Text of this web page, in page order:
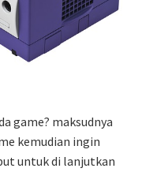
game? maksudnya
kemudian ingin
untuk di lanjutkan